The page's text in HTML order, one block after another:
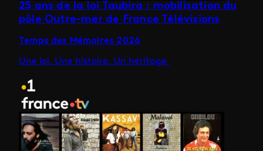
25 ans de la loi Taubira : mobilisation du
pôle Outre-mer de France Télévisions
Temps des Mémoires 2026
Une loi. Une histoire. Un héritage.